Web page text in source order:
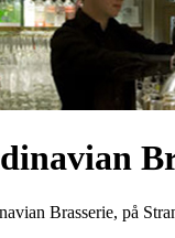
Brasserie, på